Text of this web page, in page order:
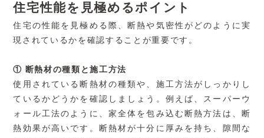
住宅性能を見極めるポイント
住宅の性能を見極める際、断熱や気密性がどのように実
現されているかを確認することが重要です。
① 断熱材の種類と施工方法
使用されている断熱材の種類や、施工方法がしっかりし
ているかどうかを確認しましょう。例えば、スーパーウ
ォール工法のように、家全体を包み込む断熱方法は、断
熱効果が高いです。断熱材が十分に厚みを持ち、隙間な